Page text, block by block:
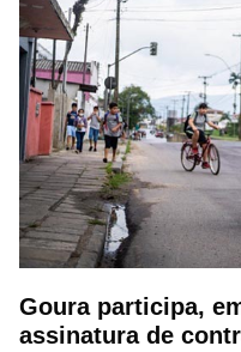
Goura participa,
assinatura de